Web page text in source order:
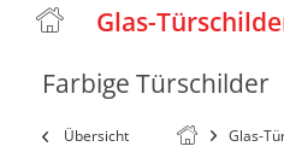
Glas-
Farbige Türschilder
Übersicht Glas-